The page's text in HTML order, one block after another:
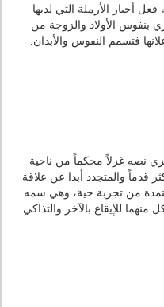
أجبار الأرملة التي لديها
بنفوس الأولاد والزوجة من
فتسمم النفوس والأبدان.
نصه غزلاً محكماً من ناحية
قدماً والمتجدد أبدا عن علاقة
من تجربة حية، وهي سمه
للإيقاع بالآخر والتذاكي